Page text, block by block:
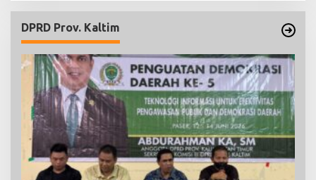
DPRD Prov. Kaltim